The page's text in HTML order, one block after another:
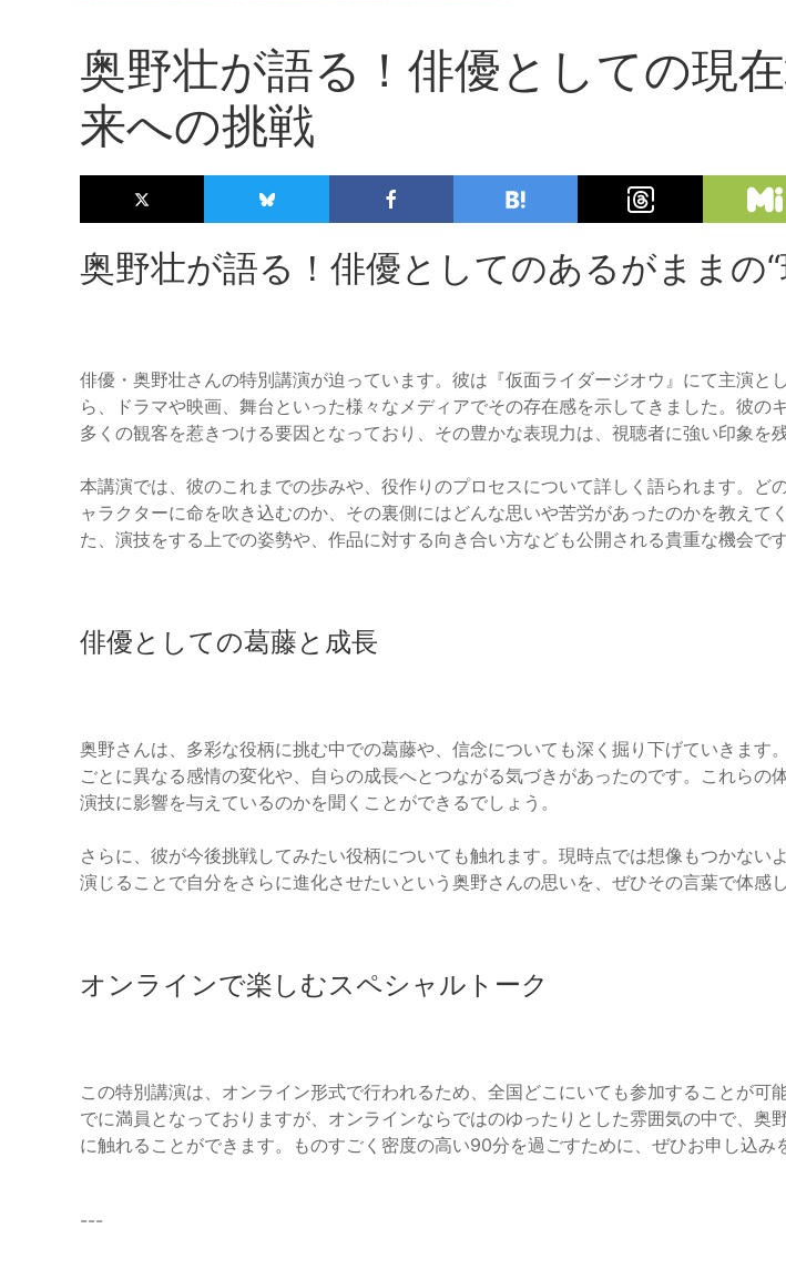
奥野壮が語る！俳優としての現
来への挑戦
奥野壮が語る！俳優としてのあるがままの“
俳優・奥野壮さんの特別講演が迫っています。彼は『仮面ライダージオウ』にて主演と
ら、ドラマや映画、舞台といった様々なメディアでその存在感を示してきました。彼の
多くの観客を惹きつける要因となっており、その豊かな表現力は、視聴者に強い印象を残
本講演では、彼のこれまでの歩みや、役作りのプロセスについて詳しく語られます。ど
ャラクターに命を吹き込むのか、その裏側にはどんな思いや苦労があったのかを教えて
た、演技をする上での姿勢や、作品に対する向き合い方なども公開される貴重な機会です
俳優としての葛藤と成長
奥野さんは、多彩な役柄に挑む中での葛藤や、信念についても深く掘り下げていきます
ごとに異なる感情の変化や、自らの成長へとつながる気づきがあったのです。これらの
演技に影響を与えているのかを聞くことができるでしょう。
さらに、彼が今後挑戦してみたい役柄についても触れます。現時点では想像もつかない
演じることで自分をさらに進化させたいという奥野さんの思いを、ぜひその言葉で体感
オンラインで楽しむスペシャルトーク
この特別講演は、オンライン形式で行われるため、全国どこにいても参加することが可
でに満員となっておりますが、オンラインならではのゆったりとした雰囲気の中で、奥
に触れることができます。ものすごく密度の高い90分を過ごすために、ぜひお申し込み
---